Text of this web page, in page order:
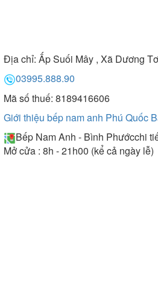
Địa chỉ: Ấp Suối Mây , Xã Dương
03995.888.90
Mã số thuế: 8189416606
Giới thiệu bếp nam anh Phú Quốc
Bếp Nam Anh - Bình Phướcchi
Mở cửa : 8h - 21h00 (kể cả ngày lễ)